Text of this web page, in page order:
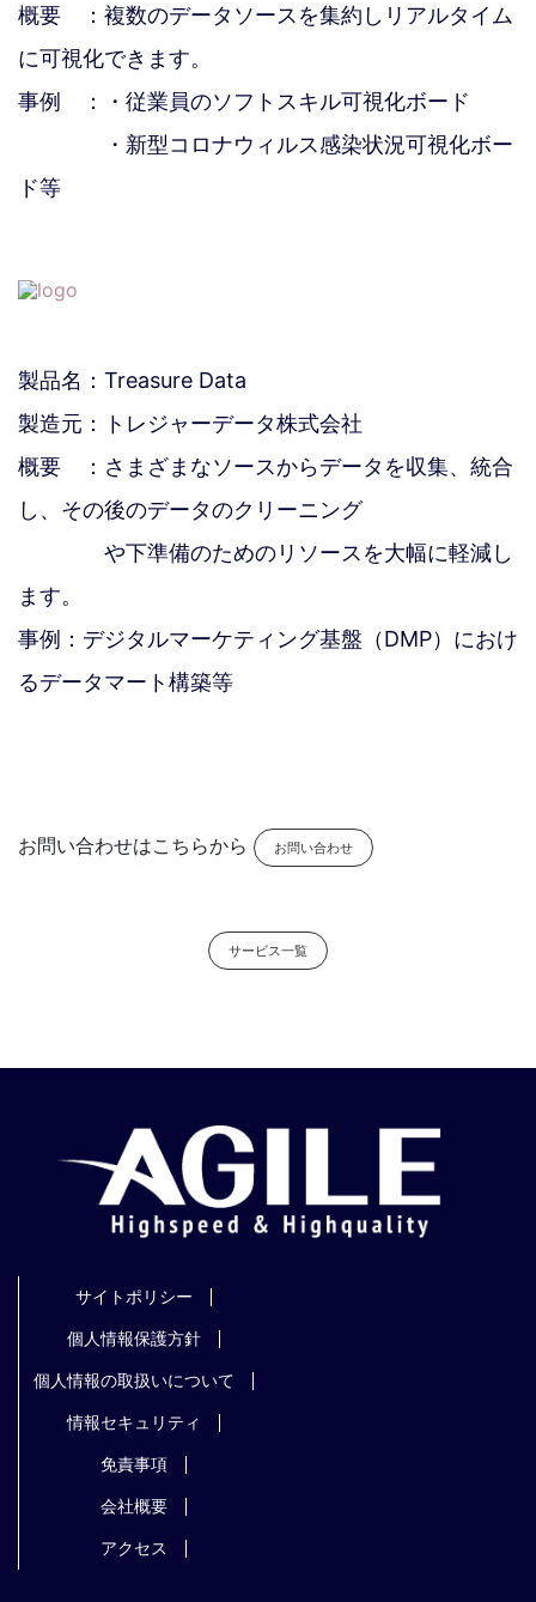
概要 ：複数のデータソースを集約しリアルタイム
に可視化できます。
事例 ：・従業員のソフトスキル可視化ボード
・新型コロナウィルス感染状況可視化ボー
ド等
製品名：Treasure Data
製造元：トレジャーデータ株式会社
概要 ：さまざまなソースからデータを収集、統合
し、その後のデータのクリーニング
や下準備のためのリソースを大幅に軽減し
ます。
事例：デジタルマーケティング基盤（DMP）におけ
るデータマート構築等
お問い合わせはこちらから お問い合わせ
サービス一覧
サイトポリシー
個人情報保護方針
個人情報の取扱いについて
情報セキュリティ
免責事項
会社概要
アクセス